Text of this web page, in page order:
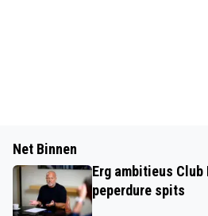
Net Binnen
Erg ambitieus Club
peperdure spits